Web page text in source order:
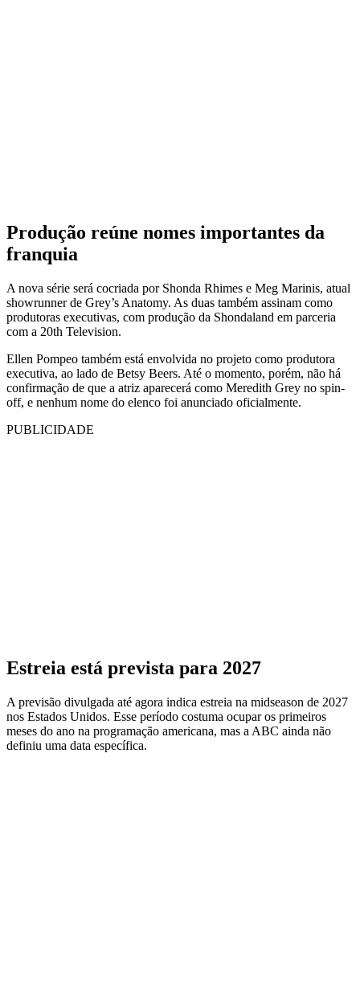
Produção reúne nomes importantes da
franquia
A nova série será cocriada por Shonda Rhimes e Meg Marinis, atual
showrunner de Grey’s Anatomy. As duas também assinam como
produtoras executivas, com produção da Shondaland em parceria
com a 20th Television.
Ellen Pompeo também está envolvida no projeto como produtora
executiva, ao lado de Betsy Beers. Até o momento, porém, não há
confirmação de que a atriz aparecerá como Meredith Grey no spin-
off, e nenhum nome do elenco foi anunciado oficialmente.
PUBLICIDADE
Estreia está prevista para 2027
A previsão divulgada até agora indica estreia na midseason de 2027
nos Estados Unidos. Esse período costuma ocupar os primeiros
meses do ano na programação americana, mas a ABC ainda não
definiu uma data específica.